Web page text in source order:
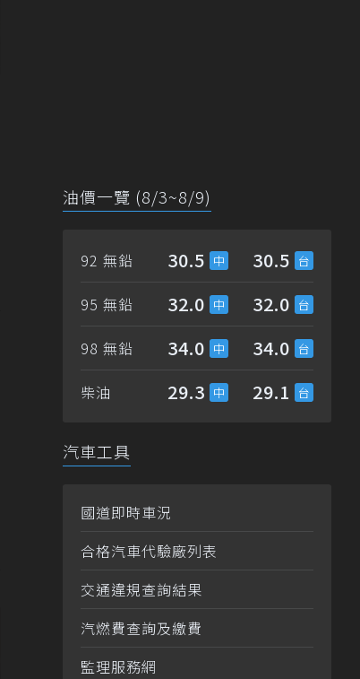
油價一覽 (8/3~8/9)
92 無鉛 30.5 30.5
95 無鉛 32.0 32.0
98 無鉛 34.0 34.0
柴油 29.3 29.1
汽車工具
國道即時車況
合格汽車代驗廠列表
交通違規查詢結果
汽燃費查詢及繳費
監理服務網